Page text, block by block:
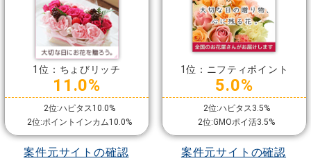
1位：ちょびリッチ
11.0%
2位:ハピタス10.0%
2位:ポイントインカム10.0%
案件元サイトの確認
1位：ニフティポイント
5.0%
2位:ハピタス3.5%
2位:GMOポイ活3.5%
案件元サイトの確認